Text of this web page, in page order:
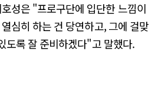
성은 "프로구단에 입단한 느낌이
심히 하는 건 당연하고, 그에 걸맞
도록 잘 준비하겠다"고 말했다.